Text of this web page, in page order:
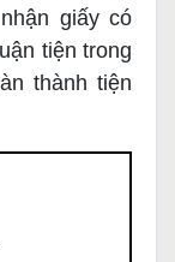
giấy có
tiện trong
thành tiện